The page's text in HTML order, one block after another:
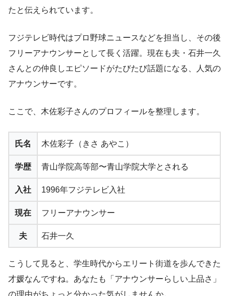
たと伝えられています。
フジテレビ時代はプロ野球ニュースなどを担当し、その後
フリーアナウンサーとして長く活躍。現在も夫・石井一久
さんとの仲良しエピソードがたびたび話題になる、人気の
アナウンサーです。
ここで、木佐彩子さんのプロフィールを整理します。
氏名 木佐彩子（きさ あやこ）
学歴 青山学院高等部〜青山学院大学とされる
入社 1996年フジテレビ入社
現在 フリーアナウンサー
夫 石井一久
こうして見ると、学生時代からエリート街道を歩んできた
才媛なんですね。あなたも「アナウンサーらしい上品さ」